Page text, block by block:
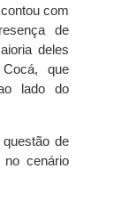
com
de
deles
que
lado do
de
cenário